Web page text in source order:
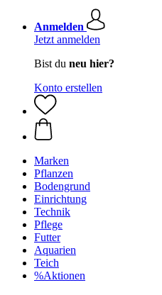
Anmelden
Jetzt anmelden
Bist du neu hier?
Konto erstellen
Marken
Pflanzen
Bodengrund
Einrichtung
Technik
Pflege
Futter
Aquarien
Teich
%Aktionen